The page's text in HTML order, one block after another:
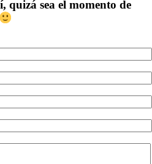
quizá sea el momento de